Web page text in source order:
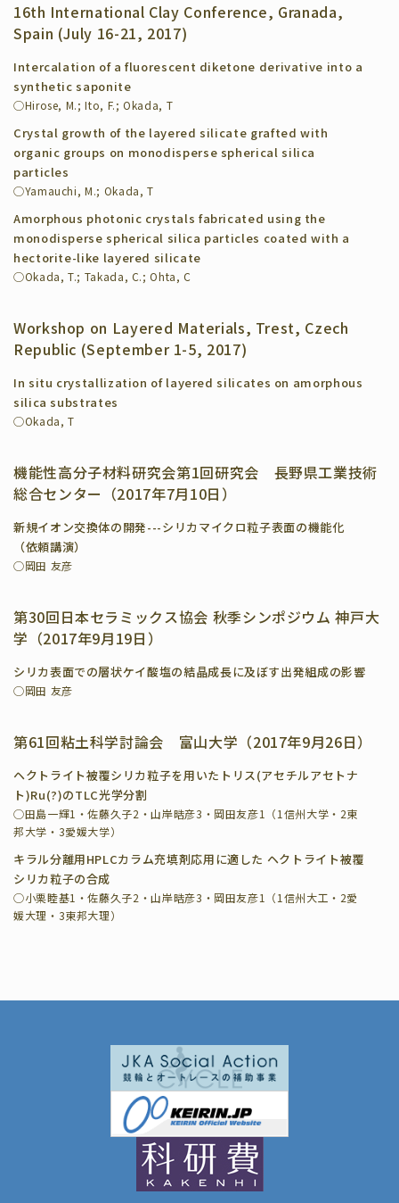
16th International Clay Conference, Granada,
Spain (July 16-21, 2017)
Intercalation of a fluorescent diketone derivative into a
synthetic saponite
◯Hirose, M.; Ito, F.; Okada, T
Crystal growth of the layered silicate grafted with
organic groups on monodisperse spherical silica
particles
◯Yamauchi, M.; Okada, T
Amorphous photonic crystals fabricated using the
monodisperse spherical silica particles coated with a
hectorite-like layered silicate
◯Okada, T.; Takada, C.; Ohta, C
Workshop on Layered Materials, Trest, Czech
Republic (September 1-5, 2017)
In situ crystallization of layered silicates on amorphous
silica substrates
◯Okada, T
機能性高分子材料研究会第1回研究会 長野県工業技術
総合センター（2017年7月10日）
新規イオン交換体の開発---シリカマイクロ粒子表面の機能化
（依頼講演）
◯岡田 友彦
第30回日本セラミックス協会 秋季シンポジウム 神戸大
学（2017年9月19日）
シリカ表面での層状ケイ酸塩の結晶成長に及ぼす出発組成の影響
◯岡田 友彦
第61回粘土科学討論会 富山大学（2017年9月26日）
ヘクトライト被覆シリカ粒子を用いたトリス(アセチルアセトナ
ト)Ru(?)のTLC光学分割
◯田島一輝1・佐藤久子2・山岸晧彦3・岡田友彦1（1信州大学・2東
邦大学・3愛媛大学）
キラル分離用HPLCカラム充填剤応用に適した ヘクトライト被覆
シリカ粒子の合成
◯小栗睦基1・佐藤久子2・山岸晧彦3・岡田友彦1（1信州大工・2愛
媛大理・3東邦大理）